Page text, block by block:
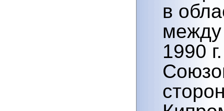
в
между
1990